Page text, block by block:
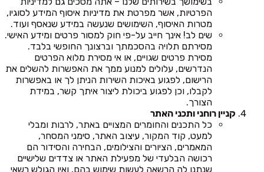
הפרטיות, אשר מפרטת את מדיניות איסוף המידע לסוגיו,
מטרות האיסוף, השימושים שנעשה במידע שנאסף ועוד.
שים לב! אינך חייב על-פי חוק למסור פרטים ומידע האישי.
מסירתם תלויה בהסכמתך וברצונך החופשי בלבד.
מסירת פרטים שגויים, או אי מסירת מלוא הפרטים
הנדרשים, עלולים למנוע ממך את האפשרות להשלים את
הרישום, לפגוע באיכות השירות הניתן לך או באפשרות
לקבלו, וכן לפגוע ביכולת ליצור איתך קשר, במידת
הצורך.
קניין רוחני ותכני האתר
כל התכנים והחומרים המצויים באתר, לרבות ומבלי
למעט, קוד המקור, עיצוב האתר, סימני המסחר,
המאמרים, הציורים והצילומים, הבחירה והסידור הם
רכושה הבלעדי של מפעילת האתר או צדדים שלישיים
שנתנו לה הרשאה לעשות שימוש בהם, ואין הגולש רשאי